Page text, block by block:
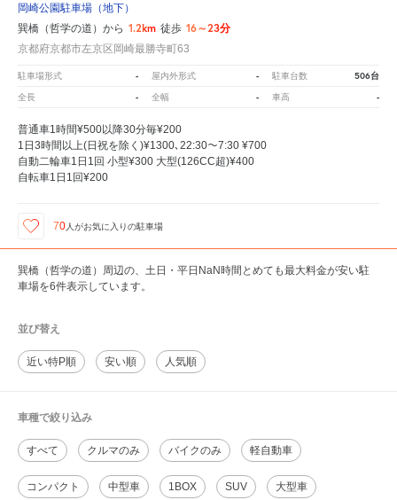
岡崎公園駐車場（地下）
巽橋（哲学の道）から 1.2km 徒歩 16～23分
京都府京都市左京区岡崎最勝寺町63
駐車場形式 - 屋内外形式 - 駐車台数 506台
全長 - 全幅 - 車高 -
普通車1時間¥500以降30分毎¥200
1日3時間以上(日祝を除く)¥1300､22:30～7:30 ¥700
自動二輪車1日1回 小型¥300 大型(126CC超)¥400
自転車1日1回¥200
70 人がお気に入りの駐車場
巽橋（哲学の道）周辺の、土日・平日NaN時間とめても最大料金が安い駐
車場を6件表示しています。
並び替え
近い特P順 安い順 人気順
車種で絞り込み
すべて クルマのみ バイクのみ 軽自動車
コンパクト 中型車 1BOX SUV 大型車